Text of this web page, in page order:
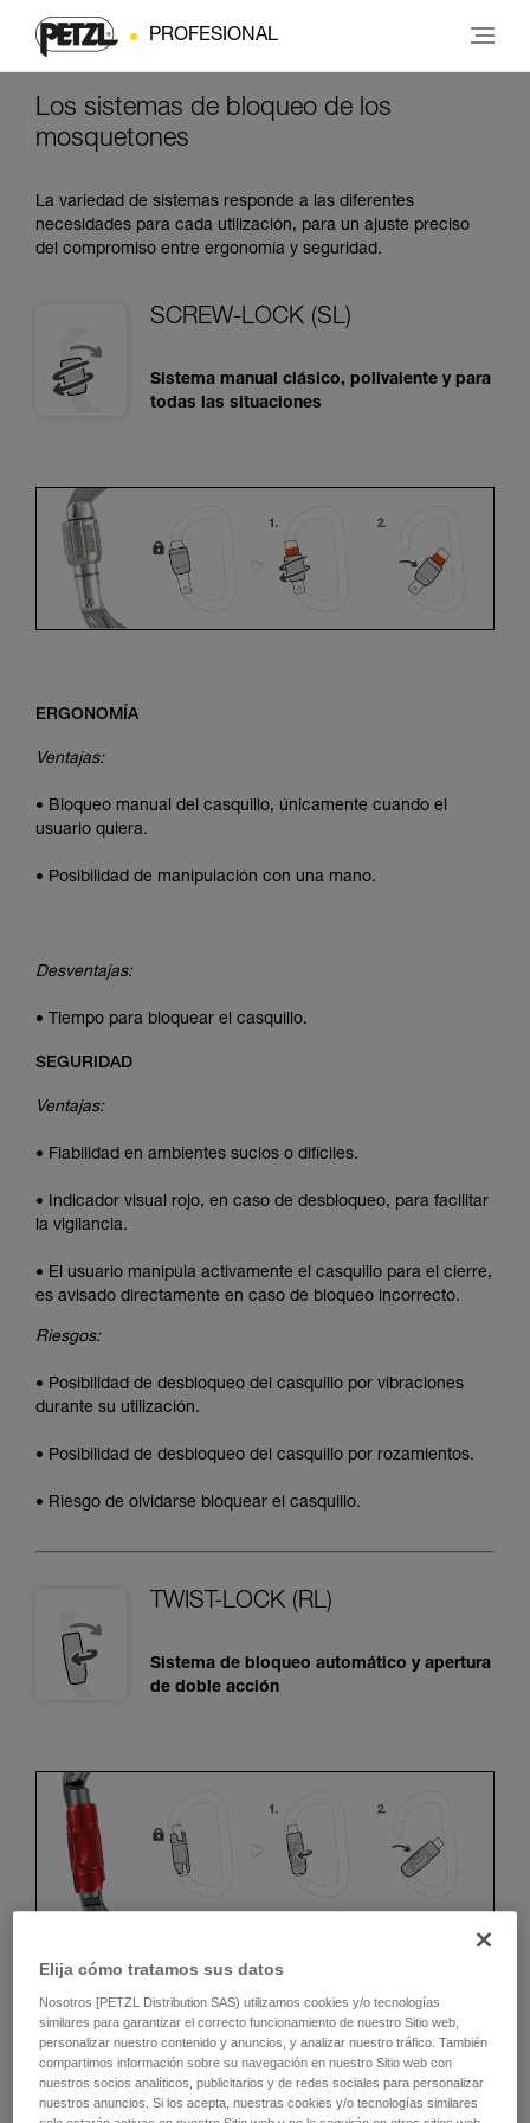
PROFESIONAL
Los sistemas de bloqueo de los
mosquetones
La variedad de sistemas responde a las diferentes
necesidades para cada utilización, para un ajuste preciso
del compromiso entre ergonomía y seguridad.
SCREW-LOCK (SL)
Sistema manual clásico, polivalente y para
todas las situaciones
ERGONOMÍA
Ventajas:
• Bloqueo manual del casquillo, únicamente cuando el
usuario quiera.
• Posibilidad de manipulación con una mano.
Desventajas:
• Tiempo para bloquear el casquillo.
SEGURIDAD
Ventajas:
• Fiabilidad en ambientes sucios o difíciles.
• Indicador visual rojo, en caso de desbloqueo, para facilitar
la vigilancia.
• El usuario manipula activamente el casquillo para el cierre,
es avisado directamente en caso de bloqueo incorrecto.
Riesgos:
• Posibilidad de desbloqueo del casquillo por vibraciones
durante su utilización.
• Posibilidad de desbloqueo del casquillo por rozamientos.
• Riesgo de olvidarse bloquear el casquillo.
TWIST-LOCK (RL)
Sistema de bloqueo automático y apertura
de doble acción
ERGONOMÍA
Ventajas:
• Rapidez y facilidad de apertura.
Elija cómo tratamos sus datos
Nosotros [PETZL Distribution SAS) utilizamos cookies y/o tecnologías
similares para garantizar el correcto funcionamiento de nuestro Sitio web,
personalizar nuestro contenido y anuncios, y analizar nuestro tráfico. También
compartimos información sobre su navegación en nuestro Sitio web con
nuestros socios analíticos, publicitarios y de redes sociales para personalizar
nuestros anuncios. Si los acepta, nuestras cookies y/o tecnologías similares